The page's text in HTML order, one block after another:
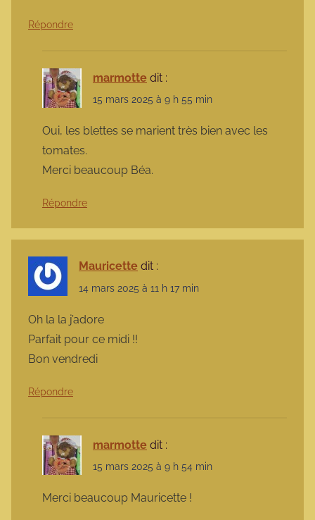
Répondre
marmotte dit :
15 mars 2025 à 9 h 55 min
Oui, les blettes se marient très bien avec les
tomates.
Merci beaucoup Béa.
Répondre
Mauricette dit :
14 mars 2025 à 11 h 17 min
Oh la la j’adore
Parfait pour ce midi !!
Bon vendredi
Répondre
marmotte dit :
15 mars 2025 à 9 h 54 min
Merci beaucoup Mauricette !